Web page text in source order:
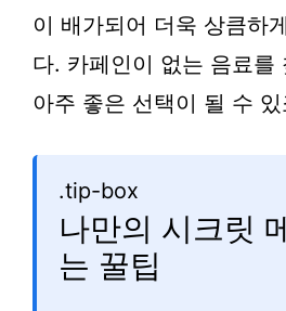
이 배가되어 더욱 상큼하
다. 카페인이 없는 음료를
아주 좋은 선택이 될 수 있
.tip-box
나만의 시크릿
는 꿀팁